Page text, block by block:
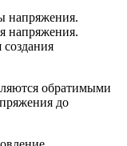
напряжения.
напряжения.
обратимыми
до